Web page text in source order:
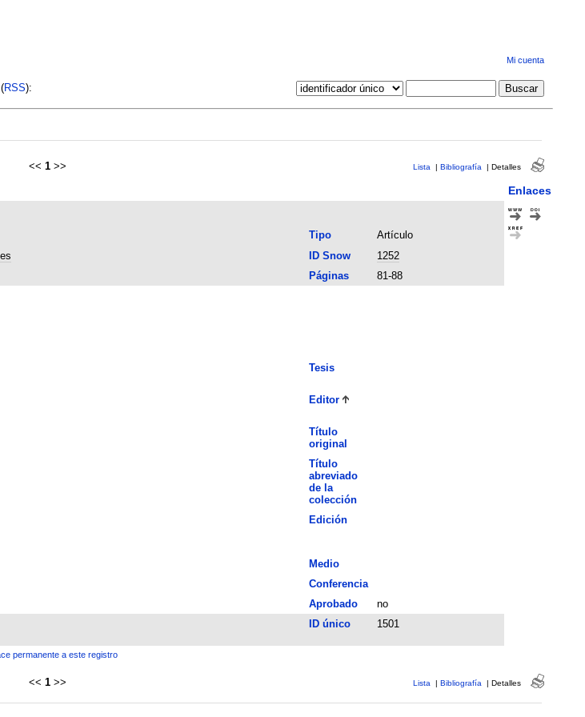
Mi cuenta
RSS):
<< 1 >> Lista | Bibliografía | Detalles
Enlaces
Tipo
Artículo
ID Snow
1252
Páginas
81-88
Tesis
Editor
Título
original
Título
abreviado
de la
colección
Edición
Medio
Conferencia
Aprobado
no
ID único 1501
permanente a este registro
<< 1 >> Lista | Bibliografía | Detalles